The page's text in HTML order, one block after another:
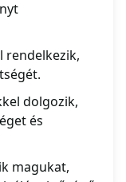
rendelkezik,
dolgozik,
és
magukat,